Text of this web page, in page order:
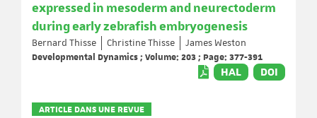
expressed in mesoderm and neurectoderm
during early zebrafish embryogenesis
Bernard Thisse Christine Thisse
James Weston
Developmental Dynamics ; Volume: 203 ; Page: 377-391
HAL DOI
ARTICLE DANS UNE REVUE